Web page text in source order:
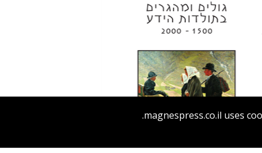
יפתח בריל
magnespress.co.il uses